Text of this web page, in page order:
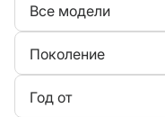
Все модели
Поколение
Год от